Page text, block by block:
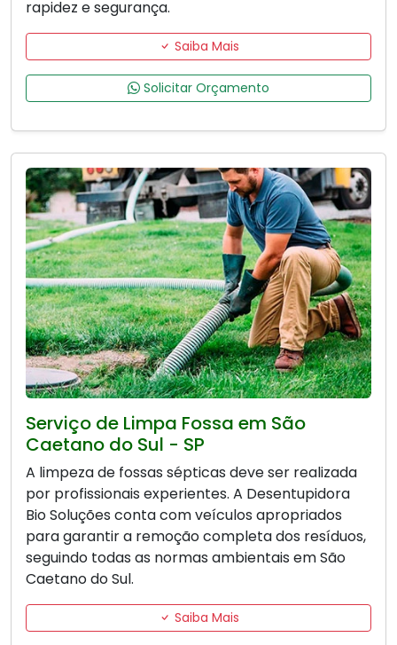
rapidez e segurança.
Saiba Mais
Solicitar Orçamento
Serviço de Limpa Fossa em São
Caetano do Sul - SP
A limpeza de fossas sépticas deve ser realizada
por profissionais experientes. A Desentupidora
Bio Soluções conta com veículos apropriados
para garantir a remoção completa dos resíduos,
seguindo todas as normas ambientais em São
Caetano do Sul.
Saiba Mais